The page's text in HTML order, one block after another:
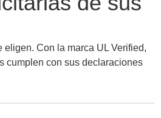
Con la marca UL Verified,
cumplen con sus declaraciones